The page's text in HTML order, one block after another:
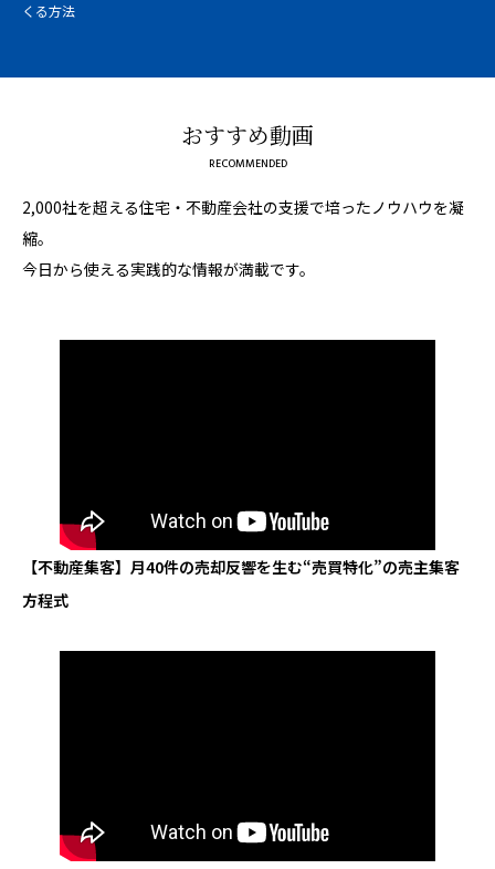
くる方法
おすすめ動画
RECOMMENDED
2,000社を超える住宅・不動産会社の支援で培ったノウハウを凝
縮。
今日から使える実践的な情報が満載です。
【不動産集客】月40件の売却反響を生む“売買特化”の売主集客
方程式